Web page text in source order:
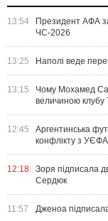
13:54
Президент АФА
ЧС-2026
13:25 Наполі веде
13:15
Чому Мохамед
величиною клубу
12:45
Аргентинська
конфлікту з УЄФА
12:18
Зоря підписала
Сердюк
11:57 Дженоа